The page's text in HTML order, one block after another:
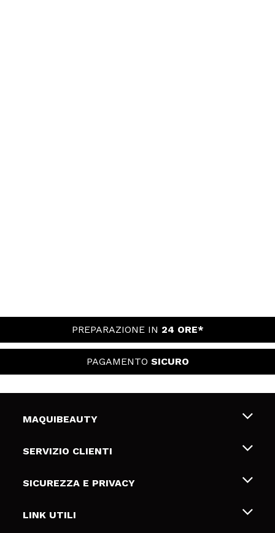
PREPARAZIONE IN 24 ORE*
PAGAMENTO SICURO
MAQUIBEAUTY
Chi siamo
Gift Cards
SERVIZIO CLIENTI
Spedizioni & Resi
Metodi di pagamamento
SICUREZZA E PRIVACY
Termini e condizioni
LINK UTILI